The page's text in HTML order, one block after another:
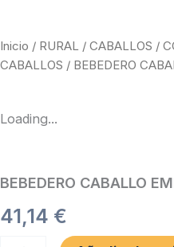
Inicio / RURAL / CABALLOS /
CABALLOS / BEBEDERO
Loading...
BEBEDERO CABALLO
41,14 €